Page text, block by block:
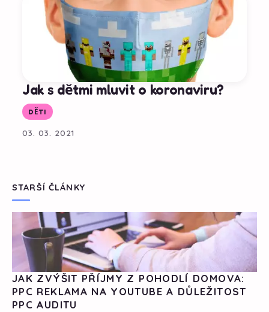
Jak s dětmi mluvit o koronaviru?
DĚTI
03. 03. 2021
STARŠÍ ČLÁNKY
JAK ZVÝŠIT PŘÍJMY Z POHODLÍ DOMOVA:
PPC REKLAMA NA YOUTUBE A DŮLEŽITOST
PPC AUDITU